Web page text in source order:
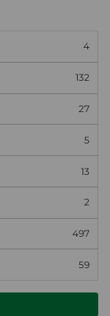
4
132
27
5
13
2
497
59